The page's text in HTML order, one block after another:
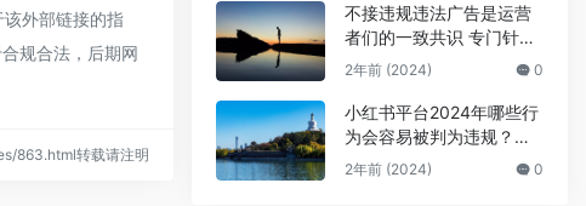
外部链接的指
规合法，后期网
863.html转载请注明
不接违规违法广告是运营
者们的一致共识 专门针对
公众号号主的广告骗局
2年前 (2024) 0
小红书平台2024年哪些行
为会容易被判为违规？来
避坑
2年前 (2024) 0